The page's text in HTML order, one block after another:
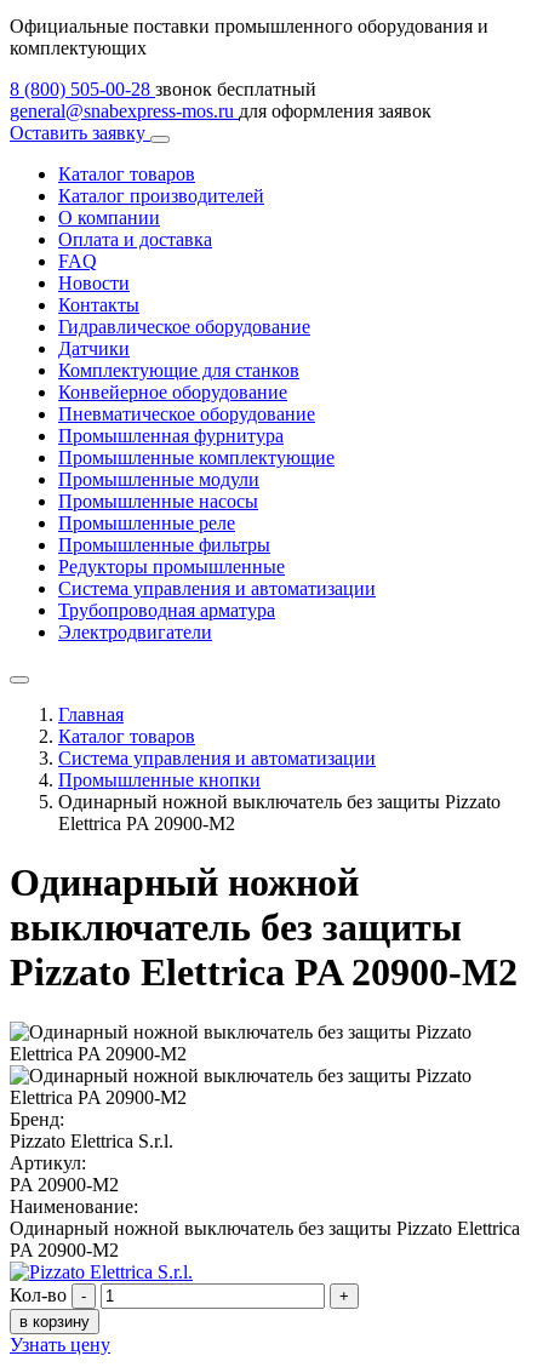
Официальные поставки промышленного оборудования и
комплектующих
8 (800) 505-00-28 звонок бесплатный
general@snabexpress-mos.ru для оформления заявок
Оставить заявку
Каталог товаров
Каталог производителей
О компании
Оплата и доставка
FAQ
Новости
Контакты
Гидравлическое оборудование
Датчики
Комплектующие для станков
Конвейерное оборудование
Пневматическое оборудование
Промышленная фурнитура
Промышленные комплектующие
Промышленные модули
Промышленные насосы
Промышленные реле
Промышленные фильтры
Редукторы промышленные
Система управления и автоматизации
Трубопроводная арматура
Электродвигатели
Главная
Каталог товаров
Система управления и автоматизации
Промышленные кнопки
Одинарный ножной выключатель без защиты Pizzato
Elettrica PA 20900-M2
Одинарный ножной
выключатель без защиты
Pizzato Elettrica PA 20900-M2
Бренд:
Pizzato Elettrica S.r.l.
Артикул:
PA 20900-M2
Наименование:
Одинарный ножной выключатель без защиты Pizzato Elettrica
PA 20900-M2
Кол-во -
+
в корзину
Узнать цену